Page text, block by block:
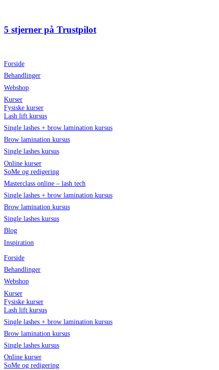
indhold
5 stjerner på Trustpilot
Forside
Behandlinger
Webshop
Kurser
Fysiske kurser
Lash lift kursus
Single lashes + brow lamination kursus
Brow lamination kursus
Single lashes kursus
Online kurser
SoMe og redigering
Masterclass online – lash tech
Single lashes + brow lamination kursus
Brow lamination kursus
Single lashes kursus
Blog
Inspiration
Forside
Behandlinger
Webshop
Kurser
Fysiske kurser
Lash lift kursus
Single lashes + brow lamination kursus
Brow lamination kursus
Single lashes kursus
Online kurser
SoMe og redigering